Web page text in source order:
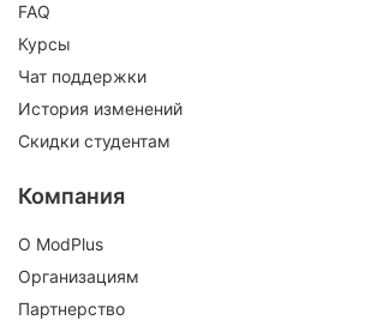
FAQ
Курсы
Чат поддержки
История изменений
Скидки студентам
Компания
О ModPlus
Организациям
Партнерство